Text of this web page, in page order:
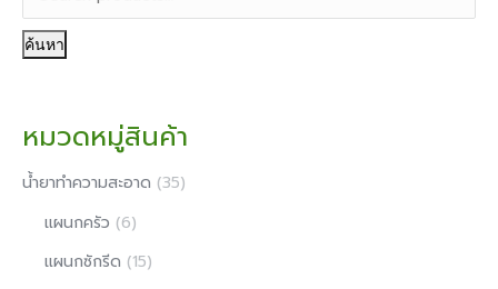
ค้นหา
หมวดหมู่สินค้า
น้ํายาทําความสะอาด (35)
แผนกครัว (6)
แผนกซักรีด (15)